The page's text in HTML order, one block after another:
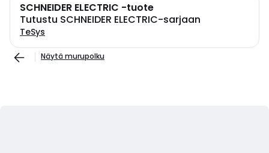
SCHNEIDER ELECTRIC -tuote
Tutustu SCHNEIDER ELECTRIC-sarjaan
TeSys
Näytä murupolku